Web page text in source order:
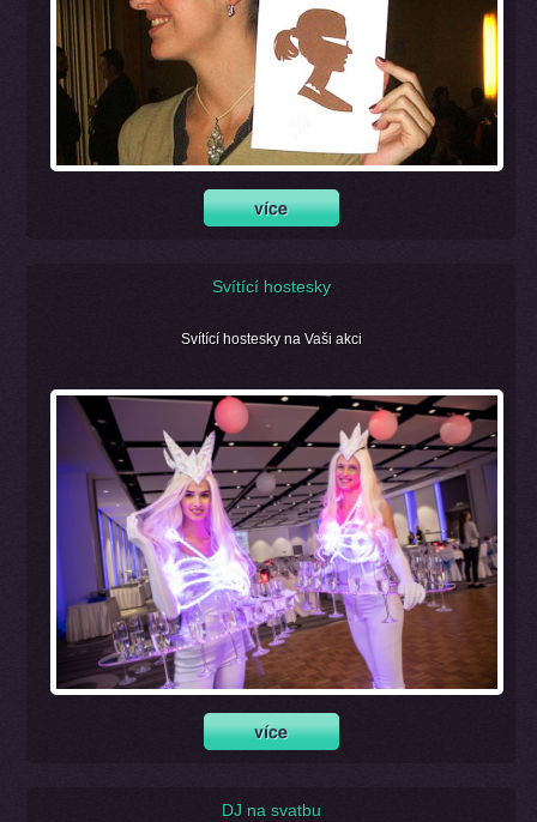
Svítící hostesky
Svítící hostesky na Vaši akci
DJ na svatbu